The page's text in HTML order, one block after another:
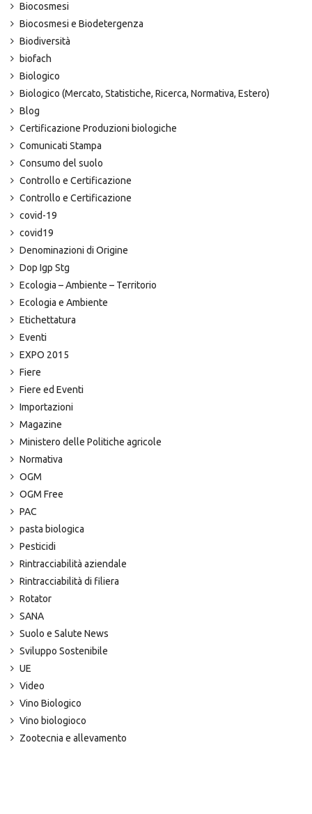
Biocosmesi
Biocosmesi e Biodetergenza
Biodiversità
biofach
Biologico
Biologico (Mercato, Statistiche, Ricerca, Normativa, Estero)
Blog
Certificazione Produzioni biologiche
Comunicati Stampa
Consumo del suolo
Controllo e Certificazione
Controllo e Certificazione
covid-19
covid19
Denominazioni di Origine
Dop Igp Stg
Ecologia – Ambiente – Territorio
Ecologia e Ambiente
Etichettatura
Eventi
EXPO 2015
Fiere
Fiere ed Eventi
Importazioni
Magazine
Ministero delle Politiche agricole
Normativa
OGM
OGM Free
PAC
pasta biologica
Pesticidi
Rintracciabilità aziendale
Rintracciabilità di filiera
Rotator
SANA
Suolo e Salute News
Sviluppo Sostenibile
UE
Video
Vino Biologico
Vino biologioco
Zootecnia e allevamento